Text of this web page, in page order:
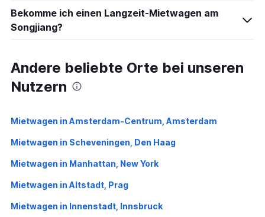
Bekomme ich einen Langzeit-Mietwagen am
Songjiang?
Andere beliebte Orte bei unseren
Nutzern
Mietwagen in Amsterdam-Centrum, Amsterdam
Mietwagen in Scheveningen, Den Haag
Mietwagen in Manhattan, New York
Mietwagen in Altstadt, Prag
Mietwagen in Innenstadt, Innsbruck